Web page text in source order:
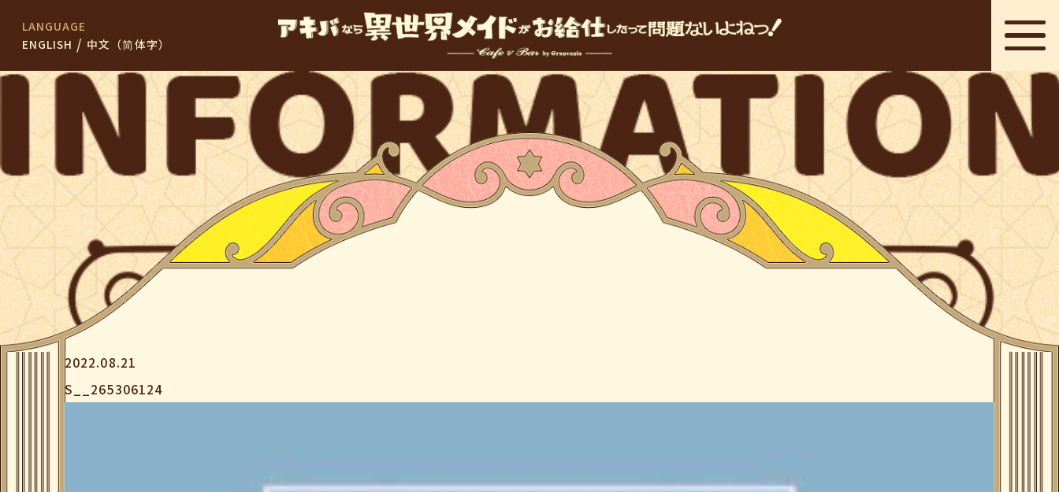
LANGUAGE
ENGLISH / 中文（简体字）
2022.08.21
S__265306124